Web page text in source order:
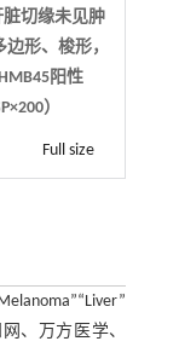
切缘未见肿
形、梭形，
阳性
）
Full size
、万方医学、